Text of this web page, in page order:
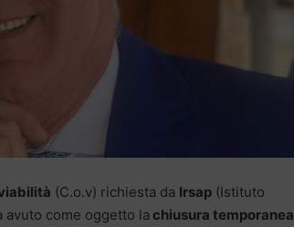
(C.o.v) richiesta da Irsap (Istituto
avuto come oggetto la chiusura temporanea